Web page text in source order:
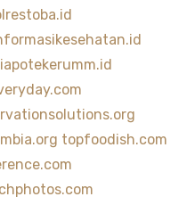
topfoodish.com